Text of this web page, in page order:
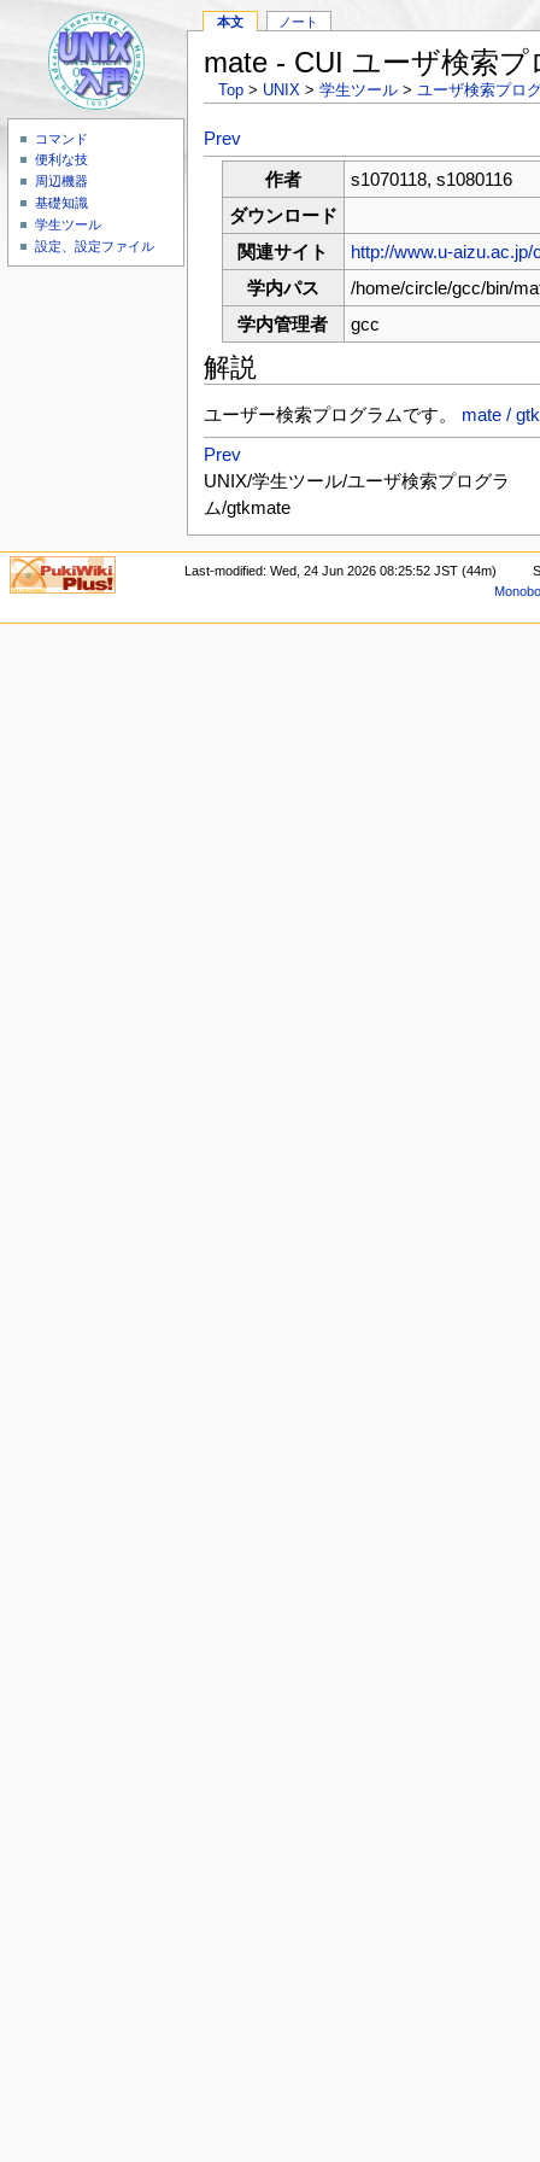
コマンド
便利な技
周辺機器
基礎知識
学生ツール
設定、設定ファイル
本文 ノート
mate - CUI ユーザ検索プ
Top > UNIX >学生ツール >ユーザ検索プロ
Prev
作者
s1070118, s1080116
ダウンロード
関連サイト
http://www.u-
学内パス
/home/circle/gcc/bin/
学内管理者
gcc
解説
ユーザー検索プログラムです。 mate /
Prev
UNIX/学生ツール/ユーザ検索プログラ
ム/gtkmate
Last-modified: Wed, 24 Jun 2026 08:25:52 JST (44m)